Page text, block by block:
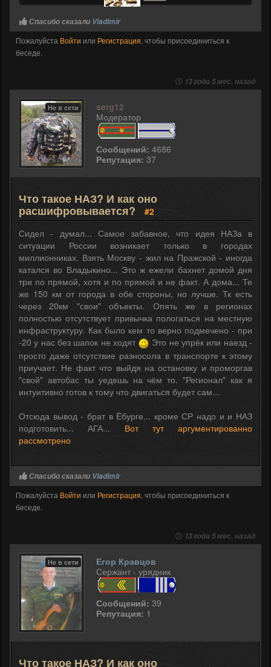
Спасибо сказали Vladimir
Пожалуйста Войти или Регистрация, чтобы присоединиться к
беседе.
13 года 5 мес. назад
Не в сети
serg12
Модератор
Сообщений: 4686
Репутация: 37
Что такое НАЗ? И как оно
расшифровывается?
#2
Сидел - думал... Самое забавное, что идея НАЗа в
ситуации России возникает только в городах
миллионниках. Взять Москву - жил на Пражской - иногда
катался во Владыкино... Это ж ежели бахнет домой дня
три по прямой, хотя и по прямой и не факт. А дома... Те
же 150 км от города в обе стороны, но лучше. Тк есть
через 20км "свои" объекты. Опять же в регионах
полностью отсутствует привычка пологаться на местную
инфраструктуру. Как было кем то верно подмечено - при
-20 у нас без шапок не ходят
Это не упрёк или наезд -
просто даже отсутствие разносола в транспорте к этому
приучает. Не факт что выйдя на остановку и проморгав
"свой" автобас ты уедешь на чём то. "Регионал" как я
интуитивно готов к тому что двигаться будет сам...
Отсюда вывод - брат в Ёбурге... кроме СР надо и и НАЗ
подготовить... АГА... Вот тут аргументированно
рассмотрено
Спасибо сказали Vladimir
Пожалуйста Войти или Регистрация, чтобы присоединиться к
беседе.
13 года 5 мес. назад
Не в сети
Егор Кравцов
Сержант - урядник
Сообщений: 39
Репутация: 1
Что такое НАЗ? И как оно